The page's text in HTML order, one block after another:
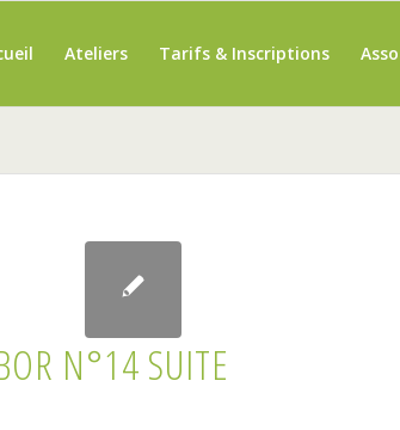
Ateliers Tarifs & Inscriptions
N°14 SUITE